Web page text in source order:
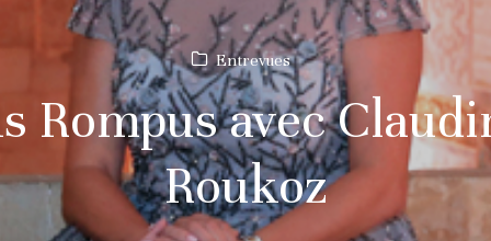
Entrevues
Rompus avec
Roukoz